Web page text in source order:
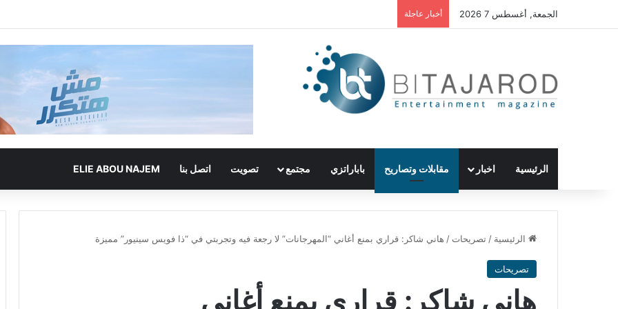
الجمعة, أغسطس 7 2026 أخبار عاجلة
الرئيسية اخبار مقابلات وتصاريح باباراتزي مجتمع تصويت اتصل بنا ELIE ABOU NAJEM
الرئيسية / تصريحات / هاني شاكر: قراري بمنع أغاني “المهرجانات” لا رجعة فيه وتجربتي في “ذا فويس سينيور” مميزة
تصريحات
هاني شاكر: قراري بمنع أغاني